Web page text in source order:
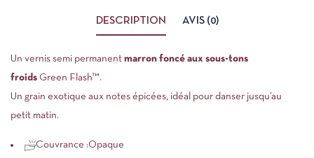
DESCRIPTION AVIS (0)
Un vernis semi permanent marron foncé aux sous-tons
froids Green Flash™.
Un grain exotique aux notes épicées, idéal pour danser jusqu’au
petit matin.
Couvrance :Opaque